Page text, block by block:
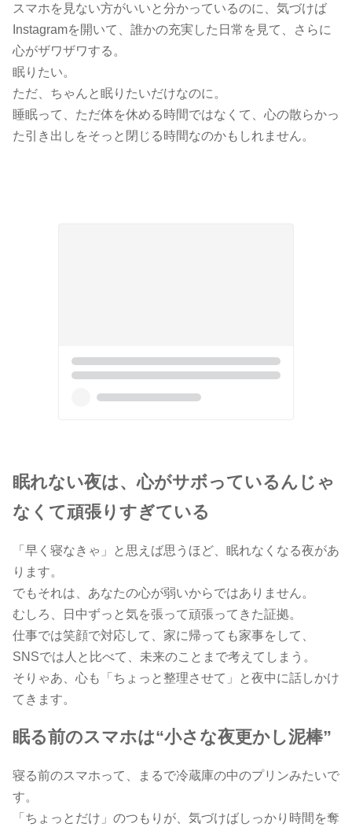
スマホを見ない方がいいと分かっているのに、気づけば
Instagramを開いて、誰かの充実した日常を見て、さらに
心がザワザワする。
眠りたい。
ただ、ちゃんと眠りたいだけなのに。
睡眠って、ただ体を休める時間ではなくて、心の散らかっ
た引き出しをそっと閉じる時間なのかもしれません。
眠れない夜は、心がサボっているんじゃ
なくて頑張りすぎている
「早く寝なきゃ」と思えば思うほど、眠れなくなる夜があ
ります。
でもそれは、あなたの心が弱いからではありません。
むしろ、日中ずっと気を張って頑張ってきた証拠。
仕事では笑顔で対応して、家に帰っても家事をして、
SNSでは人と比べて、未来のことまで考えてしまう。
そりゃあ、心も「ちょっと整理させて」と夜中に話しかけ
てきます。
眠る前のスマホは“小さな夜更かし泥棒”
寝る前のスマホって、まるで冷蔵庫の中のプリンみたいで
す。
「ちょっとだけ」のつもりが、気づけばしっかり時間を奪